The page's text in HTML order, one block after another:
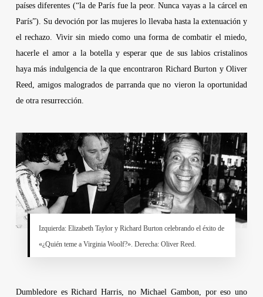
países diferentes (“la de París fue la peor. Nunca vayas a la cárcel en
París”). Su devoción por las mujeres lo llevaba hasta la extenuación y
el rechazo. Vivir sin miedo como una forma de combatir el miedo,
hacerle el amor a la botella y esperar que de sus labios cristalinos
haya más indulgencia de la que encontraron Richard Burton yOliver
Reed
, amigos malogrados de parranda que no vieron la oportunidad
de otra resurrección.
Izquierda: Elizabeth Taylor y Richard Burton celebrando el éxito de
«¿Quién teme a Virginia Woolf?». Derecha: Oliver Reed.
Dumbledore esRichard Harris , no Michael Gambon , por eso uno